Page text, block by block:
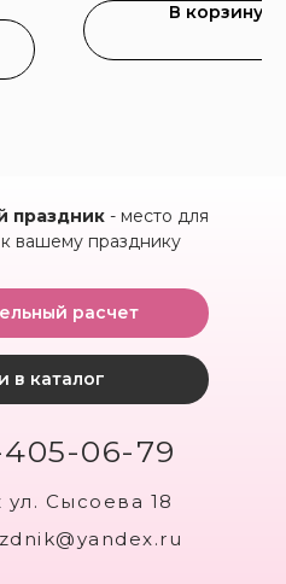
В корзину
праздник - место для
вашему празднику
в каталог
расчет
06-79
ул. Сысоева 18